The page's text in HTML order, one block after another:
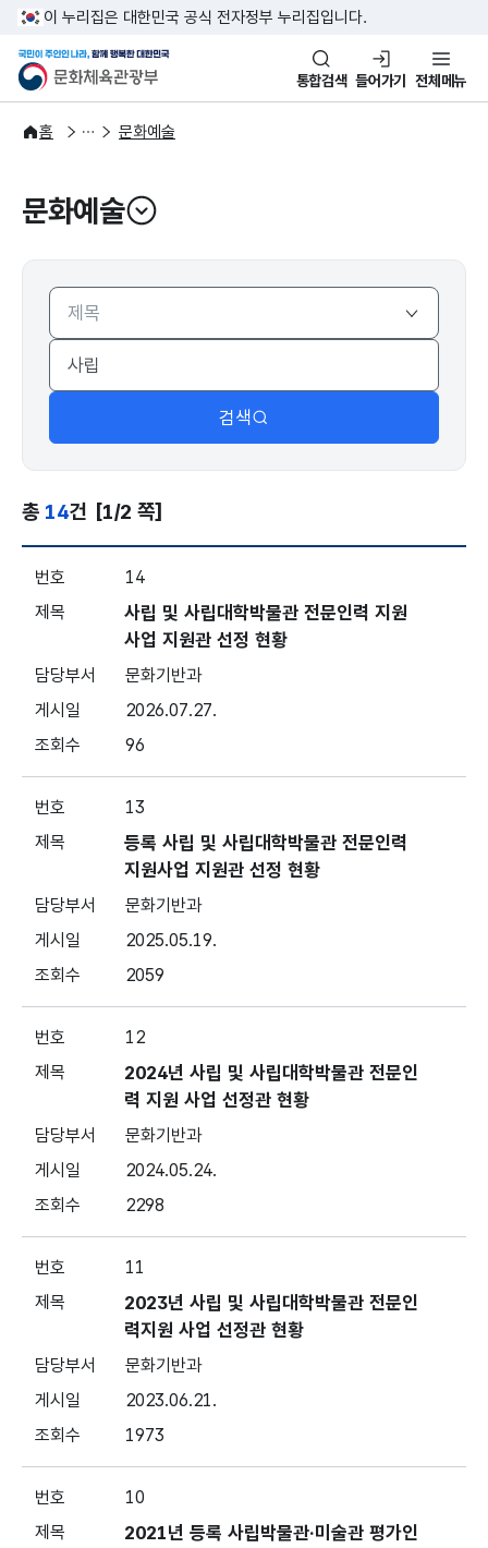
본문 바로가기
주메뉴 바로가기
이 누리집은 대한민국 공식 전자정부 누리집입니다.
문화체육관광부
국민이 주인인 나라, 함께 행복
통합검색 들어가기 전체메뉴
홈
주요정책
분야별 정책 문화예술
문화예술
열기
검색
총 14건 [1/2 쪽]
14
사립 및 사립대학박물관 전문인력 지원
사업 지원관 선정 현황
문화기반과
2026.07.27.
96
13
등록 사립 및 사립대학박물관 전문인력
지원사업 지원관 선정 현황
문화기반과
2025.05.19.
2059
12
2024년 사립 및 사립대학박물관 전문인
력 지원 사업 선정관 현황
문화기반과
2024.05.24.
2298
11
2023년 사립 및 사립대학박물관 전문인
력지원 사업 선정관 현황
문화기반과
2023.06.21.
1973
10
2021년 등록 사립박물관·미술관 평가인